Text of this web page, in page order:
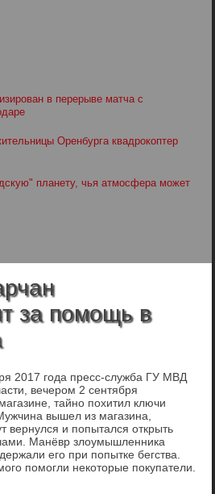
в перерыве матча с
Оренбурга квадрокоптер
планету, чья атмосфера может
за помощь в
2017 года пресс-служба ГУ МВД
вечером 2 сентября
тайно похитил ключи
вышел из магазина,
вернулся и попытался открыть
Манёвр злоумышленника
его при попытке бегства.
помогли некоторые покупатели.